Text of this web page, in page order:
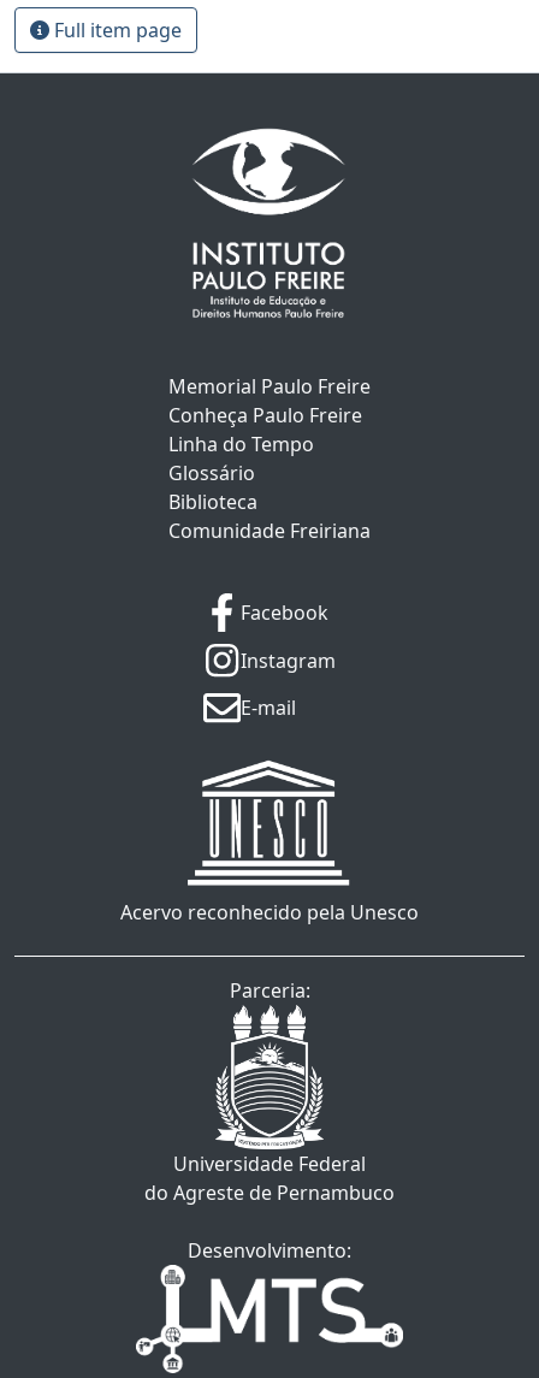
Full item page
Memorial Paulo Freire
Conheça Paulo Freire
Linha do Tempo
Glossário
Biblioteca
Comunidade Freiriana
Facebook
Instagram
E-mail
Acervo reconhecido pela Unesco
Parceria:
Universidade Federal
do Agreste de Pernambuco
Desenvolvimento: